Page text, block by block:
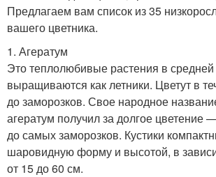
Предлагаем вам список из 35
вашего цветника.
1. Агератум
Это теплолюбивые растения в
выращиваются как летники. Цветут в
до заморозков. Свое народное
агератум получил за долгое цветение
до самых заморозков. Кустики
шаровидную форму и высотой, в
от 15 до 60 см.